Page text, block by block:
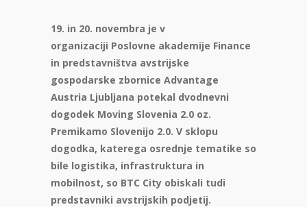
19. in 20. novembra je v
organizaciji Poslovne akademije Finance
in predstavništva avstrijske
gospodarske zbornice Advantage
Austria Ljubljana potekal dvodnevni
dogodek Moving Slovenia 2.0 oz.
Premikamo Slovenijo 2.0. V sklopu
dogodka, katerega osrednje tematike so
bile logistika, infrastruktura in
mobilnost, so BTC City obiskali tudi
predstavniki avstrijskih podjetij.